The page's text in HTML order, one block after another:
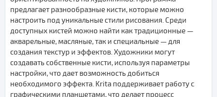
предлагает разнообразные кисти, которые можно
настроить под уникальные стили рисования. Среди
доступных кистей можно найти как традиционные —
акварельные, масляные, так и специальные — для
создания текстур и эффектов. Художники могут
создавать собственные кисти, используя параметры
настройки, что дает возможность добиться
необходимого эффекта. Krita поддерживает работу с
графическими планшетами, что делает процесс